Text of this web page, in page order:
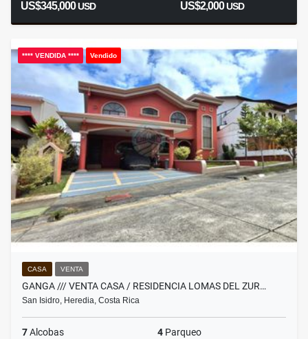
US$345,000USD US$2,000USD
**** VENDIDA **** Vendido
CASA VENTA
GANGA /// VENTA CASA / RESIDENCIA LOMAS DEL ZUR…
San Isidro, Heredia, Costa Rica
7Alcobas 4 Parqueo